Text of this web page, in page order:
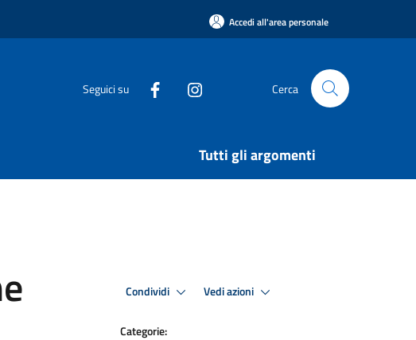
Accedi all'area personale
Seguici su Cerca
Tutti gli argomenti
Condividi Vedi azioni
Categorie: